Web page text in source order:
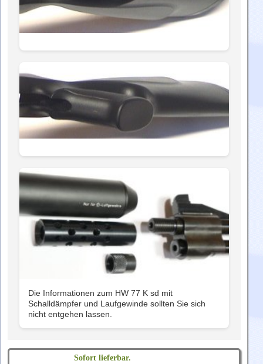
Die Informationen zum HW 77 K sd mit
Schalldämpfer und Laufgewinde sollten Sie sich
nicht entgehen lassen.
Sofort lieferbar.